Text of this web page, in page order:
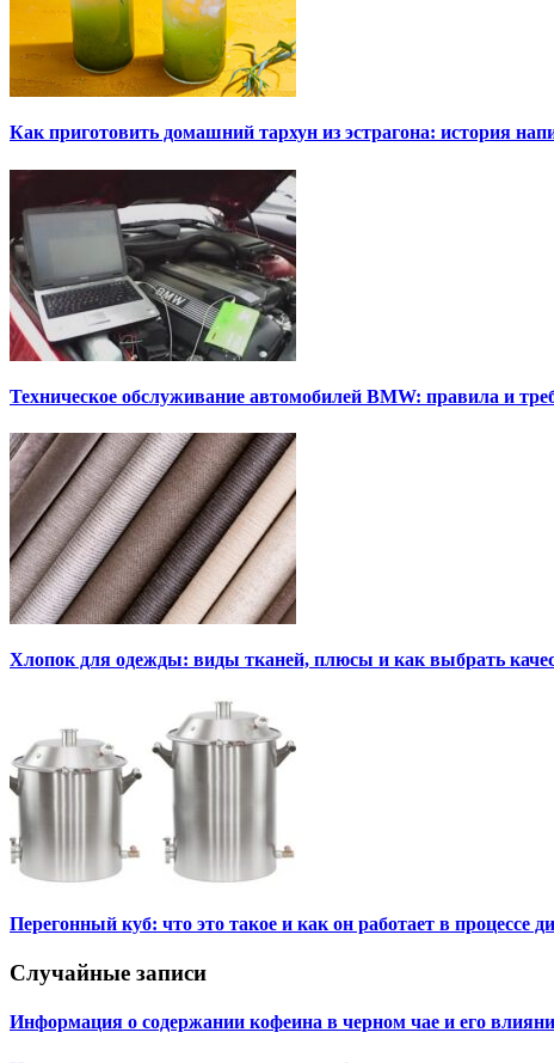
Как приготовить домашний тархун из эстрагона: история
Техническое обслуживание автомобилей BMW: правила и
Хлопок для одежды: виды тканей, плюсы и как выбрать
Перегонный куб: что это такое и как он работает в процессе
Случайные записи
Информация о содержании кофеина в черном чае и его